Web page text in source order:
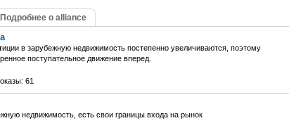
Подробнее о alliance
в зарубежную недвижимость постепенно увеличиваются, поэтому
поступательное движение вперед.
61
недвижимость, есть свои границы входа на рынок